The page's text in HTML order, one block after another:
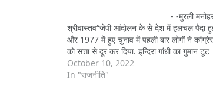
- -मुरली
श्रीवास्तव“जेपी आंदोलन के से देश में हलचल पैदा
और 1977 में हुए चुनाव में पहली बार लोगों ने
को सत्ता से दूर कर दिया. इन्दिरा गांधी का गुमान टूट
गया. उम्मीद थी जेपी सत्ता की बागडोर संभालेंगे, पर
फक्कड़ संत सत्ता लेकर क्या करता…
October 10, 2022
In "राजनीति"